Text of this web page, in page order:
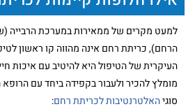
למעט מקרים של ממאירות במערכת הרבייה
הרחם), כריתת רחם אינה מהווה קו ראשון
העיקרית של הטיפול היא להיטיב עם איכות
מומלץ להכיר ולעבור בקפידה ביחד עם
סוגיהאלטרנטיבות לכריתת רחם: